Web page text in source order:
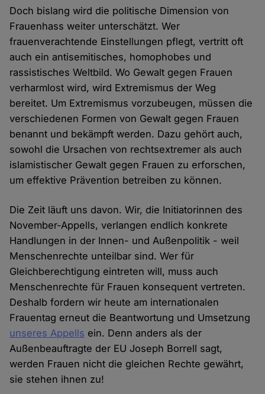
Doch bislang wird die politische Dimension von
Frauenhass weiter unterschätzt. Wer
frauenverachtende Einstellungen pflegt, vertritt oft
auch ein antisemitisches, homophobes und
rassistisches Weltbild. Wo Gewalt gegen Frauen
verharmlost wird, wird Extremismus der Weg
bereitet. Um Extremismus vorzubeugen, müssen die
verschiedenen Formen von Gewalt gegen Frauen
benannt und bekämpft werden. Dazu gehört auch,
sowohl die Ursachen von rechtsextremer als auch
islamistischer Gewalt gegen Frauen zu erforschen,
um effektive Prävention betreiben zu können.
Die Zeit läuft uns davon. Wir, die Initiatorinnen des
November-Appells, verlangen endlich konkrete
Handlungen in der Innen- und Außenpolitik - weil
Menschenrechte unteilbar sind. Wer für
Gleichberechtigung eintreten will, muss auch
Menschenrechte für Frauen konsequent vertreten.
Deshalb fordern wir heute am internationalen
Frauentag erneut die Beantwortung und Umsetzung
unseres Appells ein. Denn anders als der
Außenbeauftragte der EU Joseph Borrell sagt,
werden Frauen nicht die gleichen Rechte gewährt,
sie stehen ihnen zu!